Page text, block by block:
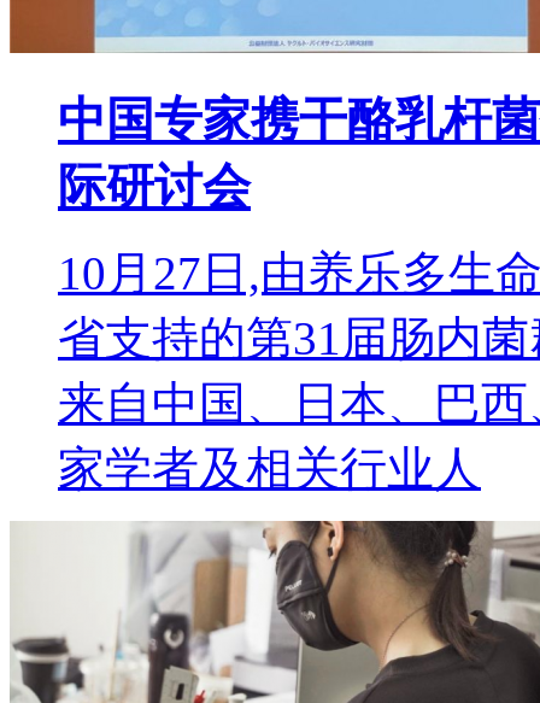
中国专家携干酪乳杆
际研讨会
10月27日,由养乐多生
省支持的第31届肠内
来自中国、日本、巴
家学者及相关行业人